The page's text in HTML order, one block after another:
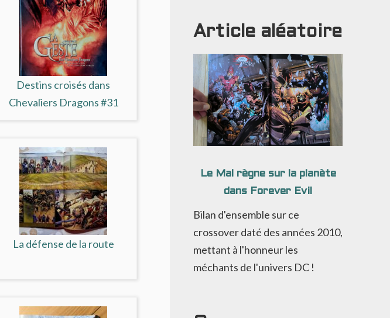
Destins croisés dans
Chevaliers Dragons #31
La défense de la route
Article aléatoire
Le Mal règne sur la planète
dans Forever Evil
Bilan d'ensemble sur ce
crossover daté des années 2010,
mettant à l'honneur les
méchants de l'univers DC !